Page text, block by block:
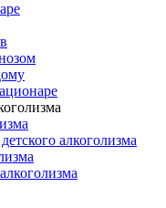
алкоголизма